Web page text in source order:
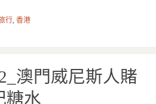
行,香港
澳門威尼斯人賭
糖水